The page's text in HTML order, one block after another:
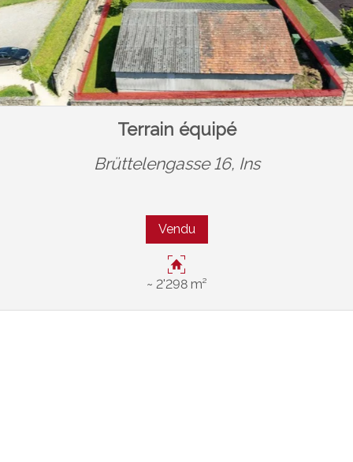
Terrain équipé
Brüttelengasse 16, Ins
Vendu
~ 2'298 m²